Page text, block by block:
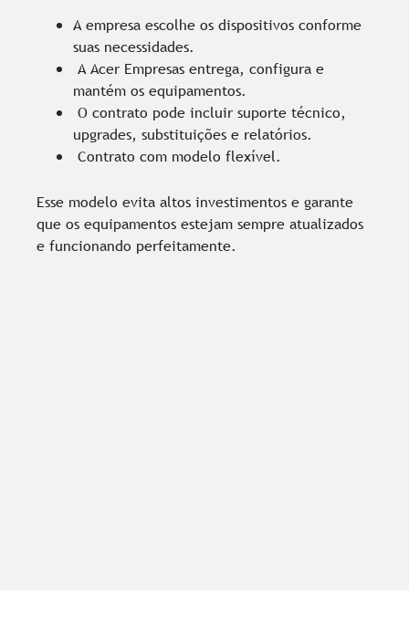
A empresa escolhe os dispositivos conforme
suas necessidades.
A Acer Empresas entrega, configura e
mantém os equipamentos.
O contrato pode incluir suporte técnico,
upgrades, substituições e relatórios.
Contrato com modelo flexível.
Esse modelo evita altos investimentos e garante
que os equipamentos estejam sempre atualizados
e funcionando perfeitamente.